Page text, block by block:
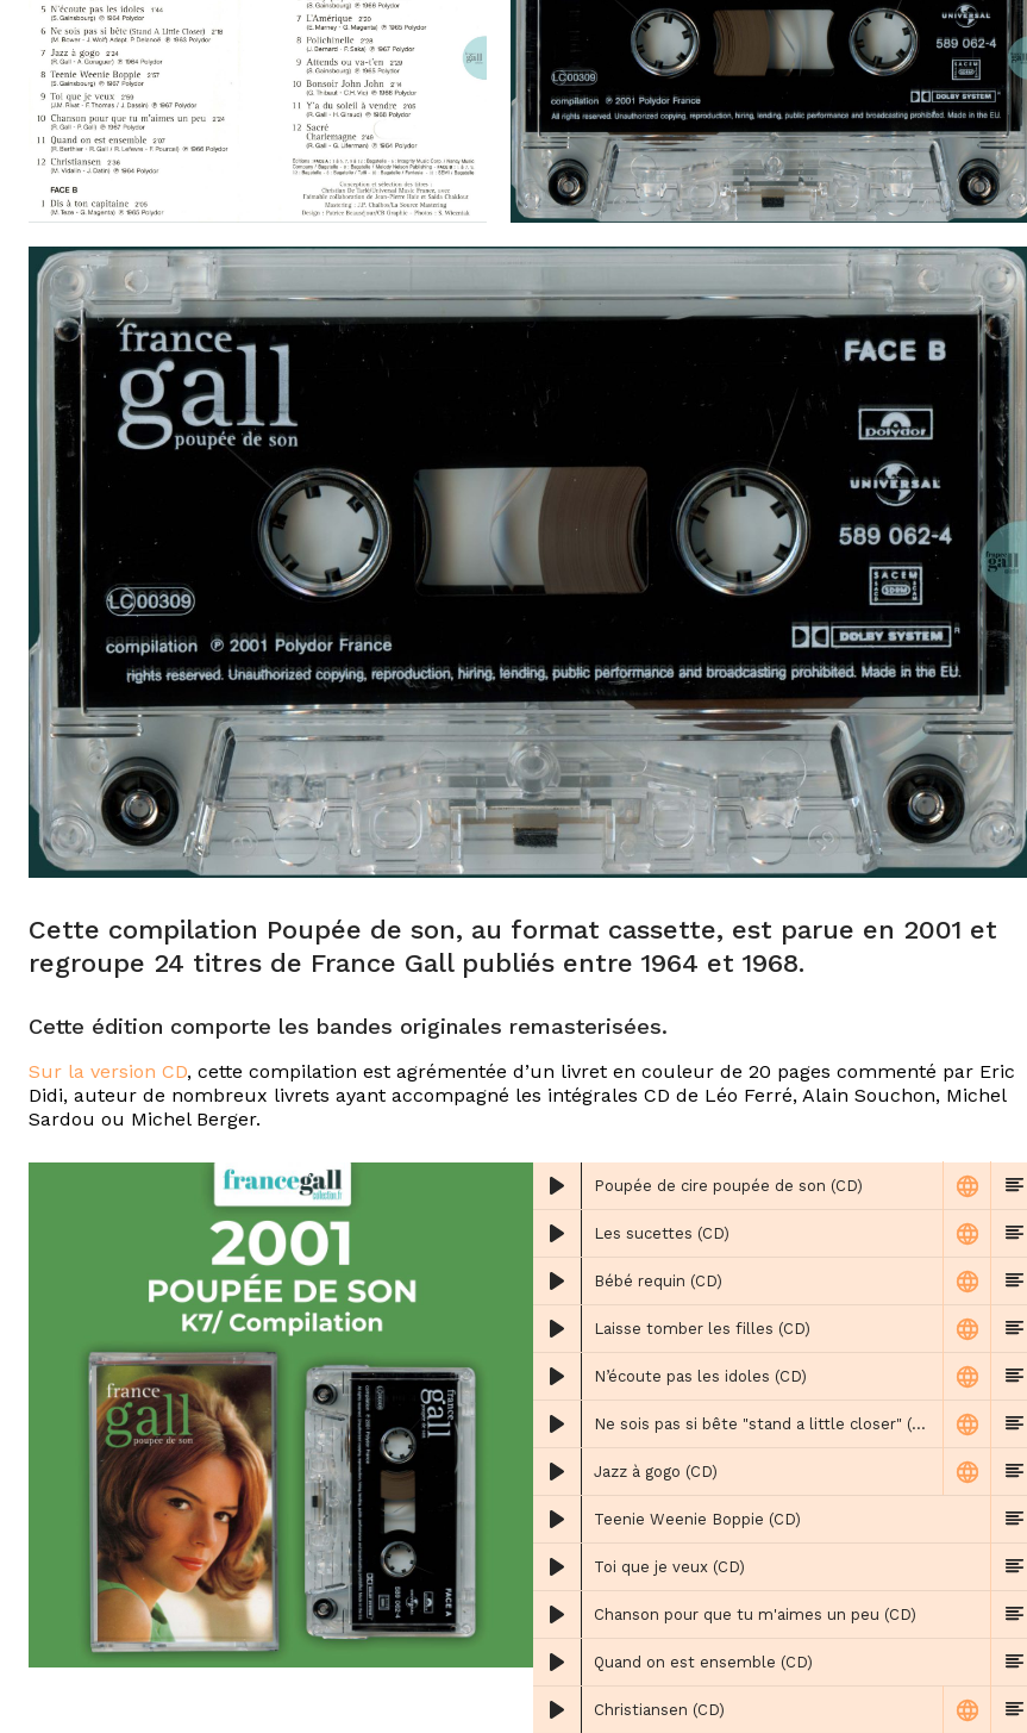
Cette compilation Poupée de son, au format cassette, est parue en 2001 et
regroupe 24 titres de France Gall publiés entre 1964 et 1968.
Cette édition comporte les bandes originales remasterisées.
Sur la version CD, cette compilation est agrémentée d’un livret en couleur de 20 pages commenté par Eric
Didi, auteur de nombreux livrets ayant accompagné les intégrales CD de Léo Ferré, Alain Souchon, Michel
Sardou ou Michel Berger.
Poupée de cire poupée de son (CD)
Les sucettes (CD)
Bébé requin (CD)
Laisse tomber les filles (CD)
N’écoute pas les idoles (CD)
Ne sois pas si bête "stand a little closer" (CD)
Jazz à gogo (CD)
Teenie Weenie Boppie (CD)
Toi que je veux (CD)
Chanson pour que tu m'aimes un peu (CD)
Quand on est ensemble (CD)
Christiansen (CD)